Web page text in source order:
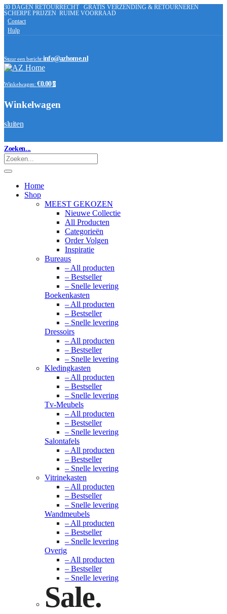
30 DAGEN RETOURRECHT GRATIS VERZENDING & RETOURNEREN
SCHERPE PRIJZEN RUIME VOORRAAD
Contact
Hulp
Stuur een bericht:info@azhome.nl
Winkelwagen: €0.00 0
Winkelwagen
sluiten
Zoeken...
Home
Shop
MEEST GEKOZEN
Nieuwe Collectie
All Producten
Categorieën
Order Volgen
Inspiratie
Bureaus
– All producten
– Bestseller
– Snelle levering
Boekenkasten
– All producten
– Bestseller
– Snelle levering
Dressoirs
– All producten
– Bestseller
– Snelle levering
Kledingkasten
– All producten
– Bestseller
– Snelle levering
Tv-Meubels
– All producten
– Bestseller
– Snelle levering
Salontafels
– All producten
– Bestseller
– Snelle levering
Vitrinekasten
– All producten
– Bestseller
– Snelle levering
Wandmeubels
– All producten
– Bestseller
– Snelle levering
Overig
– All producten
– Bestseller
– Snelle levering
Sale.